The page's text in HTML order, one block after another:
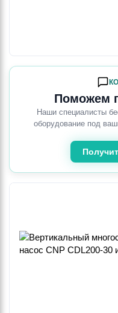
Поможем
Наши специалисты
оборудование под